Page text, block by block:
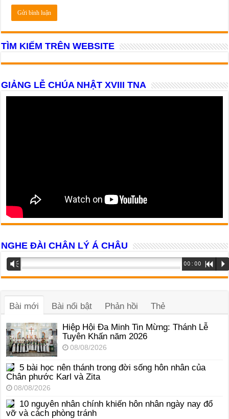
TÌM KIẾM TRÊN WEBSITE
GIẢNG LỄ CHÚA NHẬT XVIII TNA
NGHE ĐÀI CHÂN LÝ Á CHÂU
Trình
phát
âm
Vm 00:00 R P
Bài mới Bài nổi bật Phản hồi Thẻ
Hiệp Hội Đa Minh Tin Mừng: Thánh Lễ
Tuyên Khấn năm 2026
08/08/2026
5 bài học nên thánh trong đời sống hôn nhân của
Chân phước Karl và Zita
08/08/2026
10 nguyên nhân chính khiến hôn nhân ngày nay đổ
vỡ và cách phòng tránh